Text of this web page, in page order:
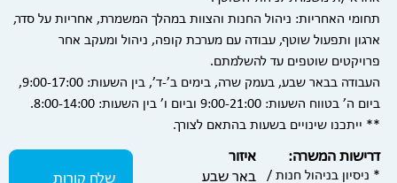
תחומי האחריות: ניהול החנות והצוות במהלך המשמרת, אחריות על סדר,
ארגון ותפעול שוטף, עבודה עם מערכת קופה, ניהול ומעקב אחר
פרויקטים שוטפים עד להשלמתם.
העבודה בבאר שבע, בעמק שרה, בימים ב’-ד’, בין השעות: 9:00-17:00,
ביום ה’ בטווח השעות: 9:00-21:00 וביום ו’ בין השעות: 8:00-14:00.
** ייתכנו שינויים בשעות בהתאם לצורך.
דרישות המשרה:
* ניסיון בניהול חנות /
איזור
באר שבע
שלח קורות